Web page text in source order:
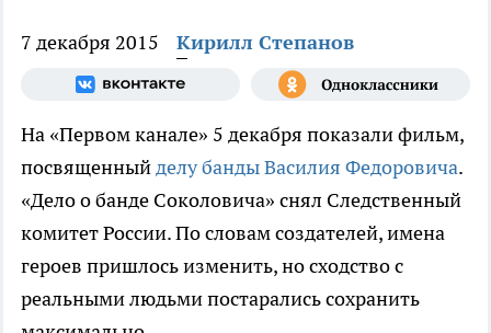
7 декабря 2015 Кирилл Степанов
На «Первом канале» 5 декабря показали фильм,
посвященныйделу банды Василия Федоровича.
«Дело о банде Соколовича» снял Следственный
комитет России. По словам создателей, имена
героев пришлось изменить, но сходство с
реальными людьми постарались сохранить